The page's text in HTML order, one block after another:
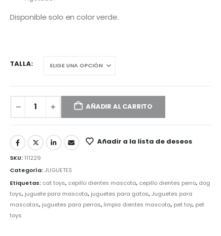
Disponible solo en color verde.
TALLA
AÑADIR AL CARRITO
Añadir a la lista de deseos
SKU: 111229
Categoría:JUGUETES
Etiquetas: cat toys, cepillo dientes mascota, cepillo dientes perro, dog
toys, juguete para mascota, juguetes para gatos,Juguetes para
mascotas, juguetes para perros, limpia dientes mascota, pet toy, pet
toys